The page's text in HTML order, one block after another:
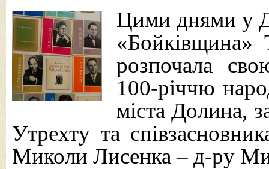
Цими днями у
«Бойківщина»
розпочала
100-річчю
міста Долина,
Утрехту та
Миколи Лисенка – д-ру